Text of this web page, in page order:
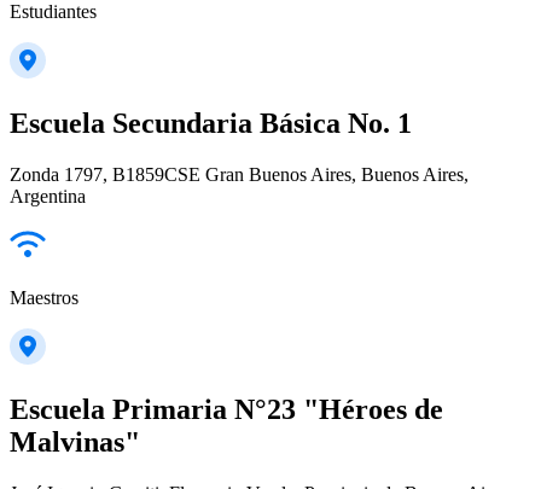
Estudiantes
Escuela Secundaria Básica No. 1
Zonda 1797, B1859CSE Gran Buenos Aires, Buenos Aires,
Argentina
Maestros
Escuela Primaria N°23 "Héroes de
Malvinas"